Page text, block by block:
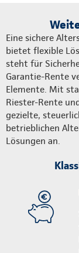
Eine sichere
bietet flexible
steht für
Garantie-Rente
Elemente. Mit
Riester-Rente
gezielte,
betrieblichen
Lösungen an.